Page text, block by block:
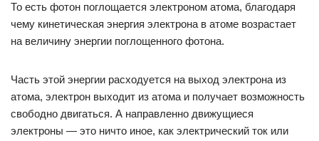
То есть фотон поглощается электроном атома, благодаря
чему кинетическая энергия электрона в атоме возрастает
на величину энергии поглощенного фотона.
Часть этой энергии расходуется на выход электрона из
атома, электрон выходит из атома и получает возможность
свободно двигаться. А направленно движущиеся
электроны — это ничто иное, как электрический ток или